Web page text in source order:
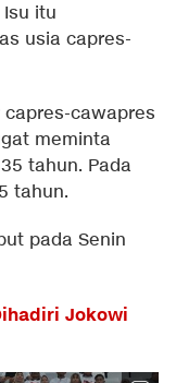
itu
usia capres-
cawapres
meminta
tahun. Pada
tahun.
pada Senin
Jokowi